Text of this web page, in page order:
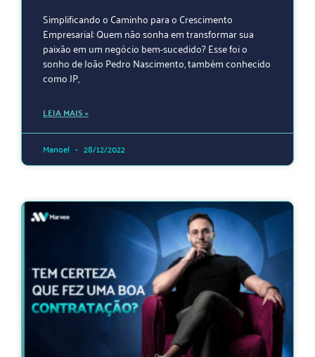
Simplificando o Caminho para o Crescimento
Empresarial: Quem não sonha em transformar sua
paixão em um negócio bem-sucedido? Esse foi o
sonho de João Pedro Nascimento, também conhecido
como JP,
LEIA MAIS »
Manoel 28/12/2022